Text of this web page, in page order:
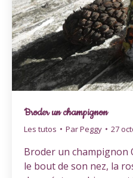
Broder un champignon
Les tutos ParPeggy 27
Broder un champignon
le bout de son nez, la